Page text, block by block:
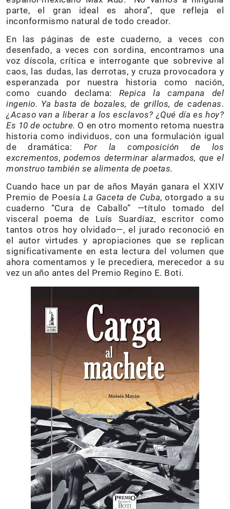
parte, el gran ideal es ahora”, que refleja el
inconformismo natural de todo creador.
En las páginas de este cuaderno, a veces con
desenfado, a veces con sordina, encontramos una
voz díscola, crítica e interrogante que sobrevive al
caos, las dudas, las derrotas, y cruza provocadora y
esperanzada por nuestra historia como nación,
como cuando declama: Repica la campana del
ingenio. Ya basta de bozales, de grillos, de cadenas.
¿Acaso van a liberar a los esclavos? ¿Qué día es hoy?
Es 10 de octubre. O en otro momento retoma nuestra
historia como individuos, con una formulación igual
de dramática: Por la composición de los
excrementos, podemos determinar alarmados, que el
monstruo también se alimenta de poetas.
Cuando hace un par de años Mayán ganara el XXIV
Premio de Poesía La Gaceta de Cuba, otorgado a su
cuaderno “Cura de Caballo” —título tomado del
visceral poema de Luís Suardíaz, escritor como
tantos otros hoy olvidado—, el jurado reconoció en
el autor virtudes y apropiaciones que se replican
significativamente en esta lectura del volumen que
ahora comentamos y le precediera, merecedor a su
vez un año antes del Premio Regino E. Boti.